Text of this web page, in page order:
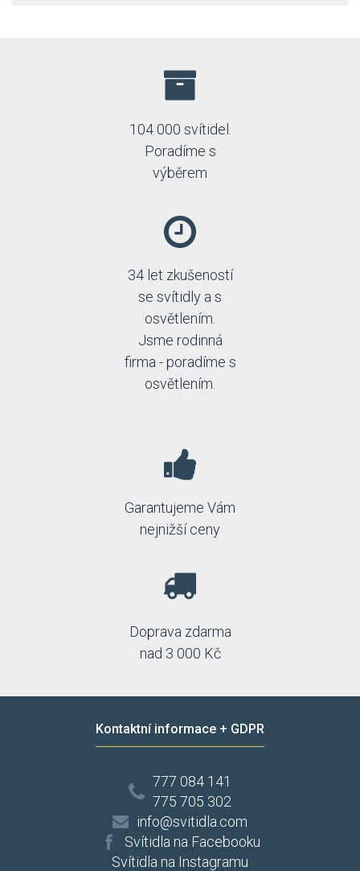
104 000 svítidel.
Poradíme s
výběrem
34 let zkušeností
se svítidly a s
osvětlením.
Jsme rodinná
firma - poradíme s
osvětlením.
Garantujeme Vám
nejnižší ceny
Doprava zdarma
nad 3 000 Kč
Kontaktní informace + GDPR
777 084 141
775 705 302
info@svitidla.com
Svítidla na Facebooku
Svítidla na Instagramu